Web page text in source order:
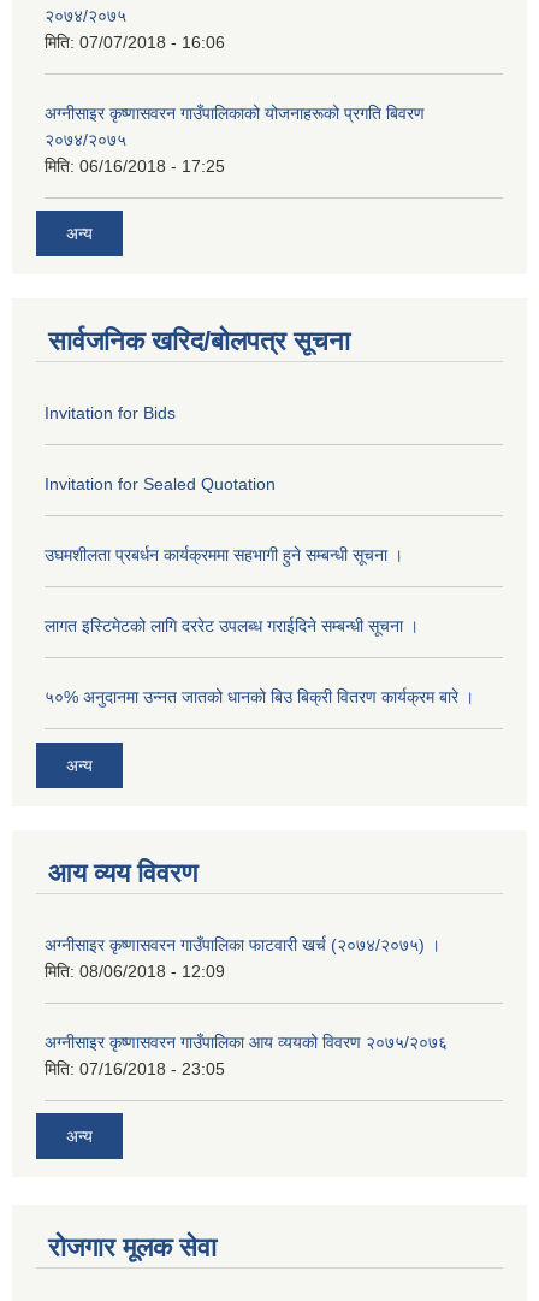
२०७४/२०७५
मिति: 07/07/2018 - 16:06
अग्नीसाइर कृष्णासवरन गाउँपालिकाको योजनाहरूको प्रगति बिवरण
२०७४/२०७५
मिति: 06/16/2018 - 17:25
अन्य
सार्वजनिक खरिद/बोलपत्र सूचना
Invitation for Bids
Invitation for Sealed Quotation
उघमशीलता प्रबर्धन कार्यक्रममा सहभागी हुने सम्बन्धी सूचना ।
लागत इस्टिमेटको लागि दररेट उपलब्ध गराईदिने सम्बन्धी सूचना ।
५०% अनुदानमा उन्नत जातको धानको बिउ बिक्री वितरण कार्यक्रम बारे ।
अन्य
आय व्यय विवरण
अग्नीसाइर कृष्णासवरन गाउँपालिका फाटवारी खर्च (२०७४/२०७५) ।
मिति: 08/06/2018 - 12:09
अग्नीसाइर कृष्णासवरन गाउँपालिका आय व्ययको विवरण २०७५/२०७६
मिति: 07/16/2018 - 23:05
अन्य
रोजगार मूलक सेवा